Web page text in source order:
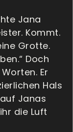
Jana
Kommt.
Grotte.
Doch
Er
Hals
Janas
die Luft